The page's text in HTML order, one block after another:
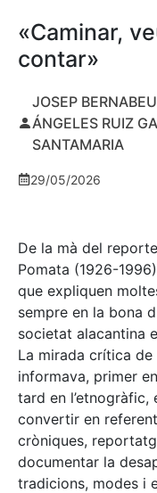
«Caminar,
contar»
JOSEP
ÁNGELES RUIZ
SANTAMARIA
29/05/2026
De la mà del
Pomata (1926-
que expliquen
sempre en la bona
societat alacantina
La mirada crítica
informava, primer
tard en
convertir en
cròniques,
documentar la
tradicions, modes i